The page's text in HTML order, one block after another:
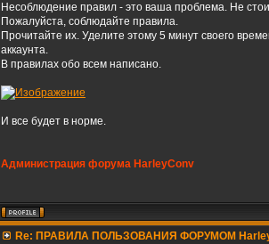
Несоблюдение правил - это ваша проблема. Не
Пожалуйста, соблюдайте правила.
Прочитайте их. Уделите этому 5 минут своего
аккаунта.
В правилах обо всем написано.
И все будет в норме.
Администрация форума HarleyConv
Re: ПРАВИЛА ПОЛЬЗОВАНИЯ ФОРУМОМ